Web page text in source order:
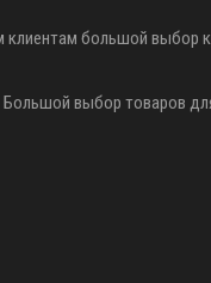
клиентам большой выбор
выбор товаров